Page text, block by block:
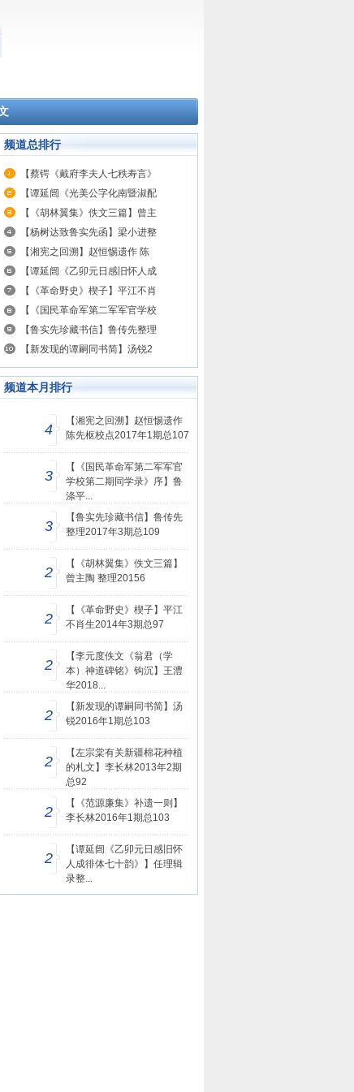
频道总排行
【蔡锷《戴府李夫人七秩寿言》
【谭延闿《光美公字化南暨淑配
【《胡林翼集》佚文三篇】曾主
【杨树达致鲁实先函】梁小进整
【湘宪之回溯】赵恒惕遗作 陈
【谭延闿《乙卯元日感旧怀人成
【《革命野史》楔子】平江不肖
【《国民革命军第二军军官学校
【鲁实先珍藏书信】鲁传先整理
【新发现的谭嗣同书简】汤锐2
频道本月排行
4
【湘宪之回溯】赵恒惕遗作
陈先枢校点2017年1期总107
3
【《国民革命军第二军军官
学校第二期同学录》序】鲁
涤平...
3
【鲁实先珍藏书信】鲁传先
整理2017年3期总109
2
【《胡林翼集》佚文三篇】
曾主陶 整理20156
2
【《革命野史》楔子】平江
不肖生2014年3期总97
2
【李元度佚文《翁君（学
本）神道碑铭》钩沉】王澧
华2018...
2
【新发现的谭嗣同书简】汤
锐2016年1期总103
2
【左宗棠有关新疆棉花种植
的札文】李长林2013年2期
总92
2
【《范源廉集》补遗一则】
李长林2016年1期总103
2
【谭延闿《乙卯元日感旧怀
人成徘体七十韵》】任理辑
录整...